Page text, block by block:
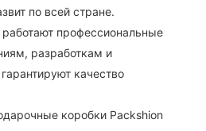
по всей стране.
профессиональные
разработкам и
качество
коробки Packshion